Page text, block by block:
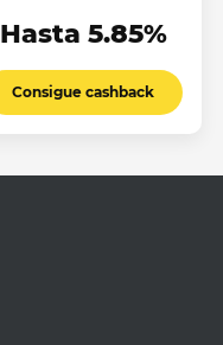
Hasta 5.85%
Consigue cashback